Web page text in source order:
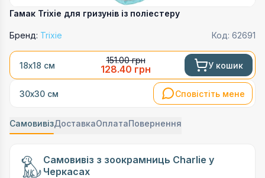
Гамак Trixie для гризунів із поліестеру
Бренд: Trixie Код: 62691
18х18 см
151.00грн
128.40 грн У кошик
30х30 см Сповістіть мене
СамовивізДоставкаОплатаПовернення
Самовивіз з зоокрамниць Charlie у
Черкасах